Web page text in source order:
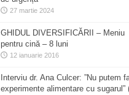
27 martie 2024
GHIDUL DIVERSIFICĂRII – Meniu
pentru cină – 8 luni
12 ianuarie 2016
Interviu dr. Ana Culcer: ”Nu putem
experimente alimentare cu sugarul”